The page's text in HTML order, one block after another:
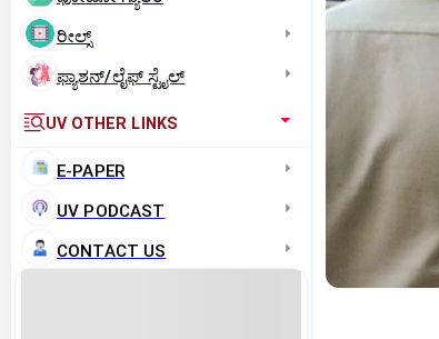
ರೀಲ್ಸ್
ಫ್ಯಾಶನ್/ಲೈಫ್‌ ಸ್ಟೈಲ್
UV OTHER LINKS
E-PAPER
UV PODCAST
CONTACT US